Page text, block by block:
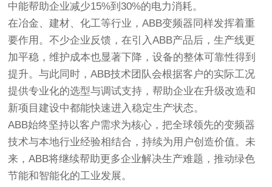
中能帮助企业减少15%到30%的电力消耗。
在冶金、建材、化工等行业，ABB变频器同样发挥着重
要作用。不少企业反馈，在引入ABB产品后，生产线更
加平稳，维护成本也显著下降，设备的整体可靠性得到
提升。与此同时，ABB技术团队会根据客户的实际工况
提供专业化的选型与调试支持，帮助企业在升级改造和
新项目建设中都能快速进入稳定生产状态。
ABB始终坚持以客户需求为核心，把全球领先的变频器
技术与本地行业经验相结合，持续为用户创造价值。未
来，ABB将继续帮助更多企业解决生产难题，推动绿色
节能和智能化的工业发展。